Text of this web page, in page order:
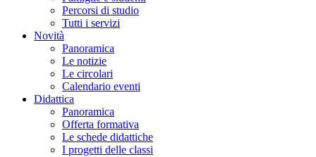
Percorsi di studio
Tutti i servizi
Novità
Panoramica
Le notizie
Le circolari
Calendario eventi
Didattica
Panoramica
Offerta formativa
Le schede didattiche
I progetti delle classi